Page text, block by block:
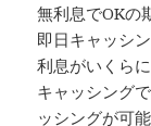
無利息でOKの
即日キャッシ
利息がいくら
キャッシング
ッシングが可